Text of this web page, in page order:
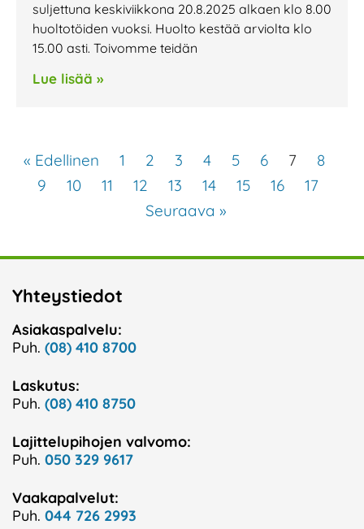
suljettuna keskiviikkona 20.8.2025 alkaen klo 8.00
huoltotöiden vuoksi. Huolto kestää arviolta klo
15.00 asti. Toivomme teidän
Lue lisää »
« Edellinen 1 2 3 4 5 6 7
8
9
10 11 12 13 14 15 16
17
Seuraava »
Yhteystiedot
Asiakaspalvelu:
Puh. (08) 410 8700
Laskutus:
Puh. (08) 410 8750
Lajittelupihojen valvomo:
Puh. 050 329 9617
Vaakapalvelut:
Puh. 044 726 2993